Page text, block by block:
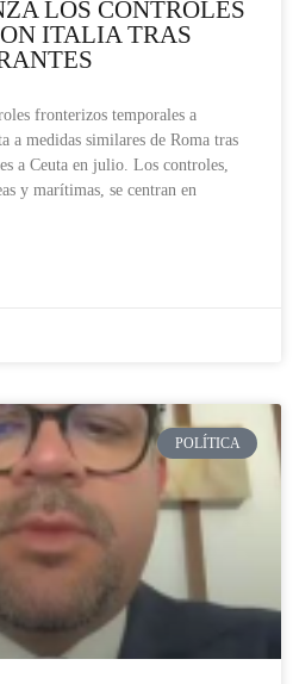
LOS CONTROLES
ITALIA TRAS
fronterizos temporales a
a medidas similares de Roma tras
a Ceuta en julio. Los controles,
y marítimas, se centran en
POLÍTICA